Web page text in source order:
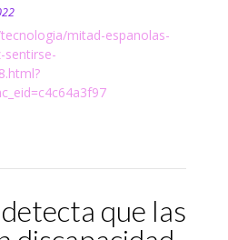
mitad-espanolas-
sentirse-
que las